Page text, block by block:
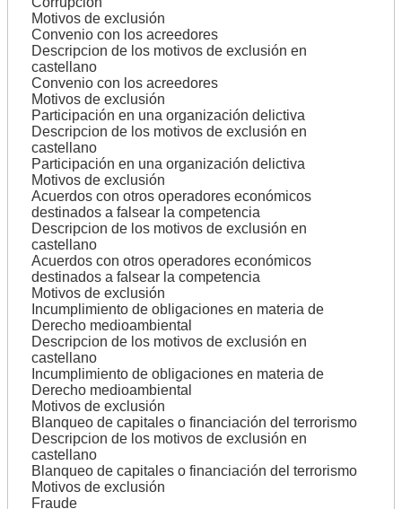
Motivos de exclusión
Convenio con los acreedores
Descripcion de los motivos de exclusión en
castellano
Convenio con los acreedores
Motivos de exclusión
Participación en una organización delictiva
Descripcion de los motivos de exclusión en
castellano
Participación en una organización delictiva
Motivos de exclusión
Acuerdos con otros operadores económicos
destinados a falsear la competencia
Descripcion de los motivos de exclusión en
castellano
Acuerdos con otros operadores económicos
destinados a falsear la competencia
Motivos de exclusión
Incumplimiento de obligaciones en materia de
Derecho medioambiental
Descripcion de los motivos de exclusión en
castellano
Incumplimiento de obligaciones en materia de
Derecho medioambiental
Motivos de exclusión
Blanqueo de capitales o financiación del terrorismo
Descripcion de los motivos de exclusión en
castellano
Blanqueo de capitales o financiación del terrorismo
Motivos de exclusión
Fraude